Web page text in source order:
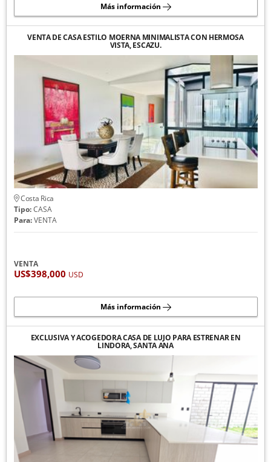
Más información
VENTA DE CASA ESTILO MOERNA MINIMALISTA CON HERMOSA
VISTA, ESCAZU.
Costa Rica
Tipo:CASA
Para:VENTA
VENTA
US$398,000 USD
Más información
EXCLUSIVA Y ACOGEDORA CASA DE LUJO PARA ESTRENAR EN
LINDORA, SANTA ANA